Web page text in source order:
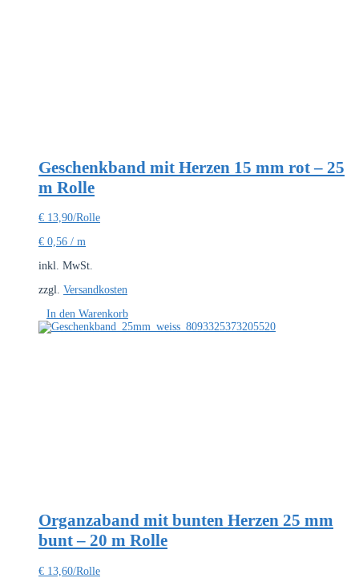
Geschenkband mit Herzen 15 mm rot – 25
m Rolle
€ 13,90/Rolle
€ 0,56 / m
inkl. MwSt.
zzgl. Versandkosten
In den Warenkorb
Organzaband mit bunten Herzen 25 mm
bunt – 20 m Rolle
€ 13,60/Rolle